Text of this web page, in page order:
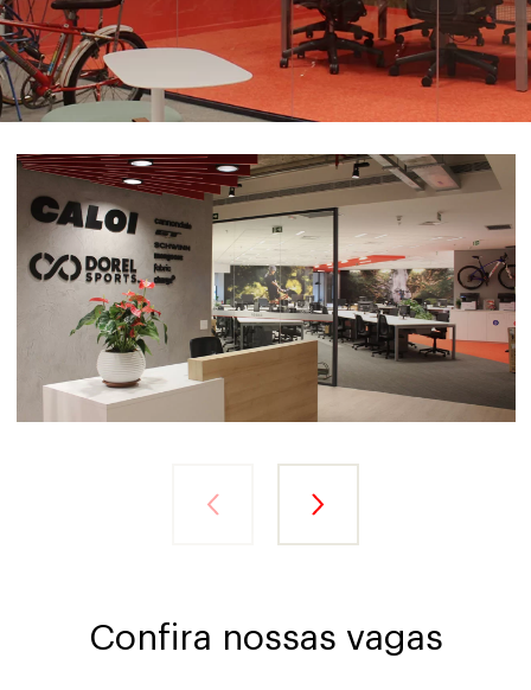
Confira nossas vagas